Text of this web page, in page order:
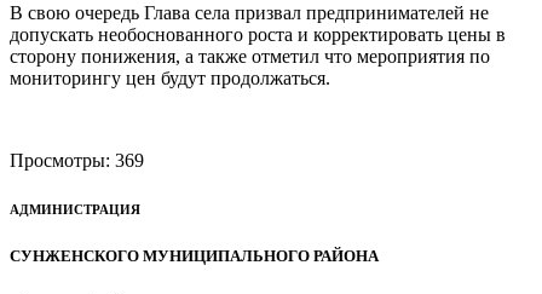
В свою очередь Глава села призвал предпринимателей не
допускать необоснованного роста и корректировать цены в
сторону понижения, а также отметил что мероприятия по
мониторингу цен будут продолжаться.
Просмотры: 369
АДМИНИСТРАЦИЯ
СУНЖЕНСКОГО МУНИЦИПАЛЬНОГО РАЙОНА